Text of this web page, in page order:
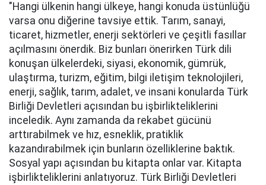
"Hangi ülkenin hangi ülkeye, hangi konuda üstünlüğü
varsa onu diğerine tavsiye ettik. Tarım, sanayi,
ticaret, hizmetler, enerji sektörleri ve çeşitli fasıllar
açılmasını önerdik. Biz bunları önerirken Türk dili
konuşan ülkelerdeki, siyasi, ekonomik, gümrük,
ulaştırma, turizm, eğitim, bilgi iletişim teknolojileri,
enerji, sağlık, tarım, adalet, ve insani konularda Türk
Birliği Devletleri açısından bu işbirlikteliklerini
inceledik. Aynı zamanda da rekabet gücünü
arttırabilmek ve hız, esneklik, pratiklik
kazandırabilmek için bunların özelliklerine baktık.
Sosyal yapı açısından bu kitapta onlar var. Kitapta
işbirlikteliklerini anlatıyoruz. Türk Birliği Devletleri